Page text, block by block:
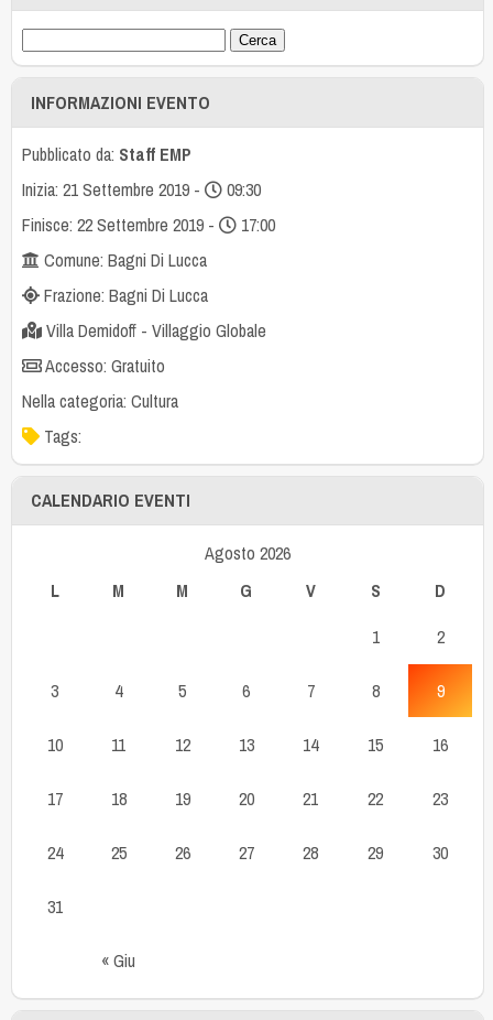
INFORMAZIONI EVENTO
Pubblicato da: Staff EMP
Inizia: 21 Settembre 2019 -
09:30
Finisce: 22 Settembre 2019 -
17:00
Comune: Bagni Di Lucca
Frazione: Bagni Di Lucca
Villa Demidoff - Villaggio Globale
Accesso: Gratuito
Nella categoria: Cultura
Tags:
CALENDARIO EVENTI
Agosto 2026
L
M M G V S D
« Giu
1 2
3 4 5 6 7 8 9
10 11 12 13 14 15 16
17 18 19 20 21 22 23
24 25 26 27 28 29 30
31